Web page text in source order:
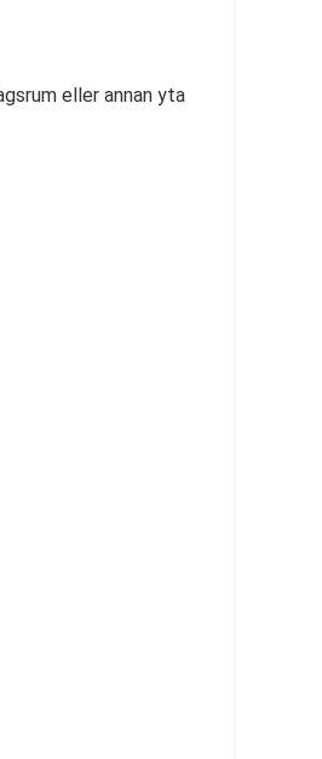
eller annan yta